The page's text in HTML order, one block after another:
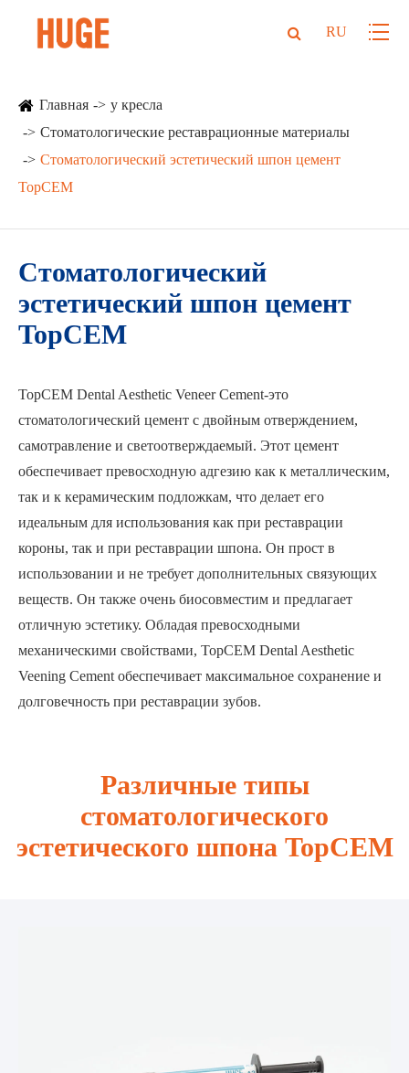
RU
Главная
у кресла
Стоматологические реставрационные материалы
Стоматологический эстетический шпон цемент
TopCEM
Стоматологический
эстетический шпон цемент
TopCEM
TopCEM Dental Aesthetic Veneer Cement-это
стоматологический цемент с двойным отверждением,
самотравление и светоотверждаемый. Этот цемент
обеспечивает превосходную адгезию как к металлическим,
так и к керамическим подложкам, что делает его
идеальным для использования как при реставрации
короны, так и при реставрации шпона. Он прост в
использовании и не требует дополнительных связующих
веществ. Он также очень биосовместим и предлагает
отличную эстетику. Обладая превосходными
механическими свойствами, TopCEM Dental Aesthetic
Veening Cement обеспечивает максимальное сохранение и
долговечность при реставрации зубов.
Различные типы
стоматологического
эстетического шпона TopCEM